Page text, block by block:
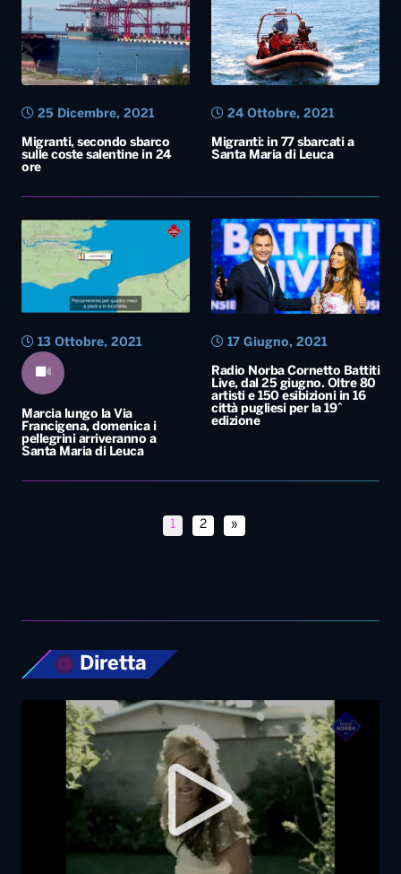
Migranti, secondo sbarco
sulle coste salentine in 24
ore
25 Dicembre, 2021
Migranti: in 77 sbarcati a
Santa Maria di Leuca
24 Ottobre, 2021
Marcia lungo la Via
Francigena, domenica i
pellegrini arriveranno a
Santa Maria di Leuca
13 Ottobre, 2021
Radio Norba Cornetto Battiti
Live, dal 25 giugno. Oltre 80
artisti e 150 esibizioni in 16
città pugliesi per la 19^
edizione
17 Giugno, 2021
1 2 »
Diretta